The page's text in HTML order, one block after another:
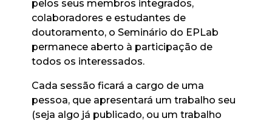
pelos seus membros integrados,
colaboradores e estudantes de
doutoramento, o Seminário do EPLab
permanece aberto à participação de
todos os interessados.
Cada sessão ficará a cargo de uma
pessoa, que apresentará um trabalho seu
(seja algo já publicado, ou um trabalho